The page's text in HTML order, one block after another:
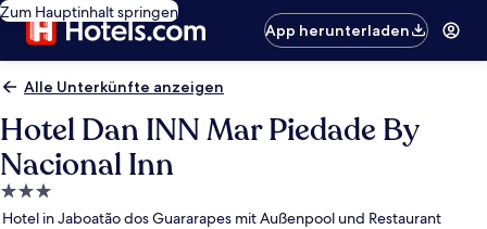
Zum Hauptinhalt springen
App herunterladen
Alle Unterkünfte anzeigen
Hotel Dan INN Mar Piedade By
Nacional Inn
3.0-
Sterne-
Hotel in Jaboatão dos Guararapes mit Außenpool und Restaurant